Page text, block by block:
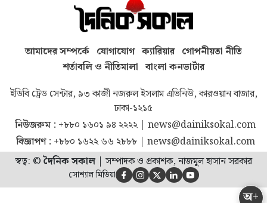
অ+
আমাদের সম্পর্কে যোগাযোগ ক্যারিয়ার গোপনীয়তা নীতি
শর্তাবলি ও নীতিমালা বাংলা কনভার্টার
ইডিবি ট্রেড সেন্টার, ৯৩ কাজী নজরুল ইসলাম এভিনিউ, কারওয়ান বাজার,
ঢাকা-১২১৫
নিউজরুম : +৮৮০ ১৬০১ ৯৪ ২২২২| news@dainiksokal.com
বিজ্ঞাপণ : +৮৮০ ১৬২২ ৬৬ ২৮৮৮| news@dainiksokal.com
স্বত্ব: ©দৈনিক সকাল| সম্পাদক ও প্রকাশক, নাজমুল হাসান সরকার
সোশ্যাল মিডিয়া     